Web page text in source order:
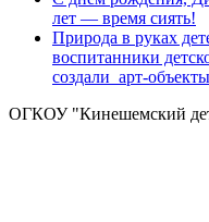
лет — время сиять!
Природа в руках
воспитанники
создали арт-объекты
ОГКОУ "Кинешемский